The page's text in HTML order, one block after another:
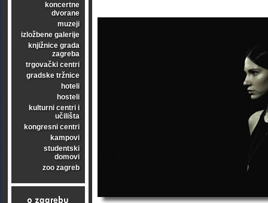
koncertne
dvorane
muzeji
izložbene galerije
knjižnice grada
zagreba
trgovački centri
gradske tržnice
hoteli
hosteli
kulturni centri i
učilišta
kongresni centri
kampovi
studentski
domovi
zoo zagreb